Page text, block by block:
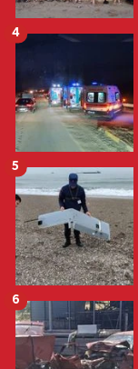
4
5
6